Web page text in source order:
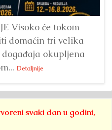
Visoko će tokom
domaćin tri velika
okupljena
Detaljnije
svaki dan u godini,